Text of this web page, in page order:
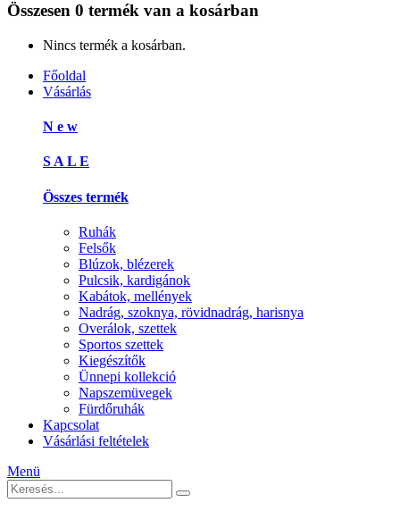
Összesen 0 termék van a kosárban
Nincs termék a kosárban.
Főoldal
Vásárlás
N e w
S A L E
Összes termék
Ruhák
Felsők
Blúzok, blézerek
Pulcsik, kardigánok
Kabátok, mellények
Nadrág, szoknya, rövidnadrág, harisnya
Overálok, szettek
Sportos szettek
Kiegészítők
Ünnepi kollekció
Napszemüvegek
Fürdőruhák
Kapcsolat
Vásárlási feltételek
Menü